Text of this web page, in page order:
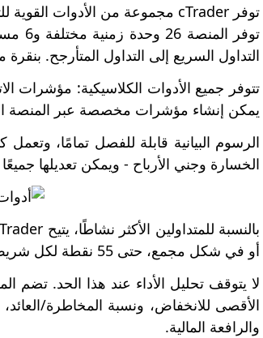
التداول السريع إلى التداول المتأرجح.
تتوفر جميع الأدوات الكلاسيكية: مؤشرات
يمكن إنشاء مؤشرات مخصصة عبر المنصة
الرسوم البيانية قابلة للفصل تمامًا،
الخسارة وجني الأرباح - ويمكن تعديلها
أو في شكل مجمع، حتى 55 نقطة لكل شريط. وهو مثالي لالتقاط أدنى تحركات السوق.
لا يتوقف تحليل الأداء عند هذا الحد. تضم
الأقصى للانخفاض، ونسبة المخاطرة/
والرافعة المالية.